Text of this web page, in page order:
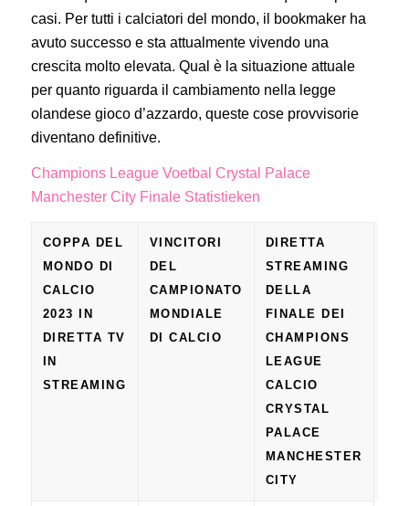
casi. Per tutti i calciatori del mondo, il bookmaker ha
avuto successo e sta attualmente vivendo una
crescita molto elevata. Qual è la situazione attuale
per quanto riguarda il cambiamento nella legge
olandese gioco d’azzardo, queste cose provvisorie
diventano definitive.
Champions League Voetbal Crystal Palace
Manchester City Finale Statistieken
COPPA DEL
MONDO DI
CALCIO
2023 IN
DIRETTA TV
IN
STREAMING
VINCITORI
DEL
CAMPIONATO
MONDIALE
DI CALCIO
DIRETTA
STREAMING
DELLA
FINALE DEI
CHAMPIONS
LEAGUE
CALCIO
CRYSTAL
PALACE
MANCHESTER
CITY